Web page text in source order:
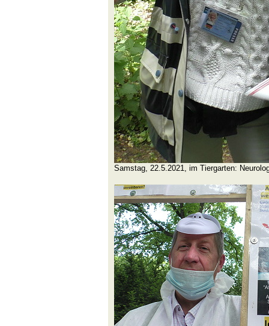
Samstag, 22.5.2021, im Tiergarten: